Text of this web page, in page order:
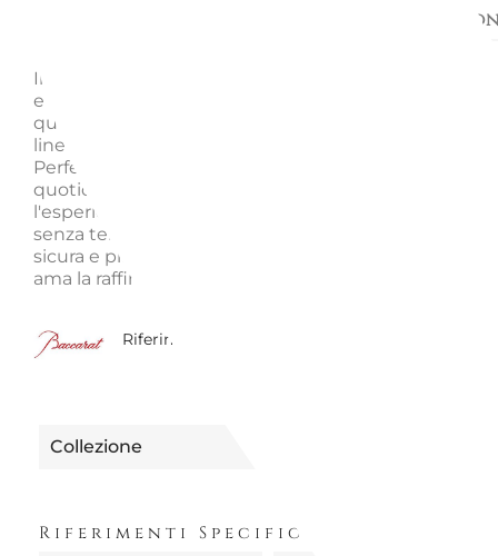
Richiedi
Il calice acqua Massena è un raffinato esempio di
e maestria artigianale. Realizzato con raffinato
questo bicchiere si distingue per il suo design
linee incise che creano un affascinante gioco di luci.
Perfetto per occasioni speciali o per arricchire la
quotidiana, il calice Massena è progettato per
l'esperienza del bere acqua, mantenendo
senza tempo. La sua struttura robusta garantisce
sicura e piacevole. Ideale anche come idea regalo
ama la raffinatezza.
Riferimento
Collezione
Riferimenti Specifici